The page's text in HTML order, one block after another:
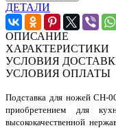
ДЕТАЛИ
ОПИСАНИЕ
ХАРАКТЕРИСТИКИ
УСЛОВИЯ
УСЛОВИЯ ОПЛАТЫ
Подставка для ножей CH-
приобретением для
высококачественной